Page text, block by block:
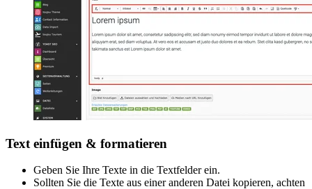
Text einfügen & formatieren
Geben Sie Ihre Texte in die Textfelder ein.
Sollten Sie die Texte aus einer anderen Datei kopieren, achten